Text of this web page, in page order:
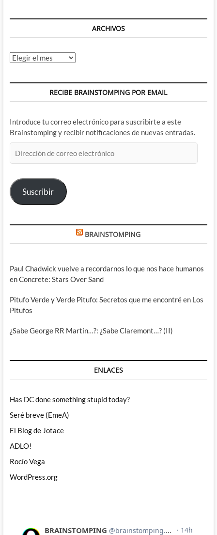
ARCHIVOS
Archivos
RECIBE BRAINSTOMPING POR EMAIL
Introduce tu correo electrónico para suscribirte a este
Brainstomping y recibir notificaciones de nuevas entradas.
de
electrónico
Suscribir
BRAINSTOMPING
Paul Chadwick vuelve a recordarnos lo que nos hace humanos
en Concrete: Stars Over Sand
Pitufo Verde y Verde Pitufo: Secretos que me encontré en Los
Pitufos
¿Sabe George RR Martin…?: ¿Sabe Claremont…? (II)
ENLACES
Has DC done something stupid today?
Seré breve (EmeA)
El Blog de Jotace
ADLO!
Rocío Vega
WordPress.org